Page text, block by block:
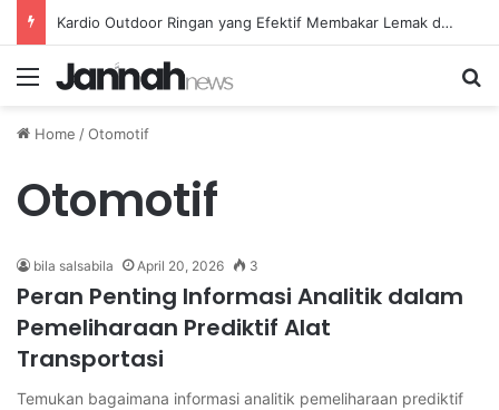
Kardio Outdoor Ringan yang Efektif Membakar Lemak dan Menyegarkan Tubuh Anda
Menu
Home /Otomotif
Otomotif
bila salsabila April 20, 2026 3
Peran Penting Informasi Analitik dalam
Pemeliharaan Prediktif Alat
Transportasi
Temukan bagaimana informasi analitik pemeliharaan prediktif